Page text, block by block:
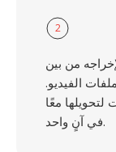
2
من بين
لملفات الفيديو.
لتحويلها معًا
في آنٍ واحد.